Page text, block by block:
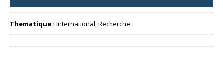
Thematique : International, Recherche